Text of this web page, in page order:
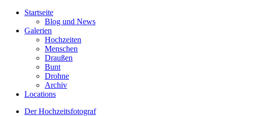
Startseite
Blog und News
Galerien
Hochzeiten
Menschen
Draußen
Bunt
Drohne
Archiv
Locations
Der Hochzeitsfotograf